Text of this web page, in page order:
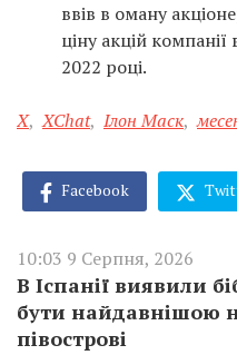
ввів в оману
ціну акцій
2022 році.
X, XChat, Ілон Маск,
Facebook
10:03 9 Серпня, 2026
В Іспанії виявили
бути найдавнішою
півострові